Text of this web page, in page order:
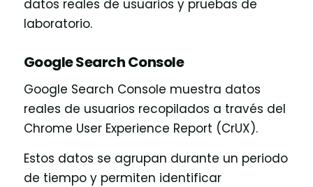
datos reales de usuarios y pruebas de
laboratorio.
Google Search Console
Google Search Console muestra datos
reales de usuarios recopilados a través del
Chrome User Experience Report (CrUX).
Estos datos se agrupan durante un periodo
de tiempo y permiten identificar